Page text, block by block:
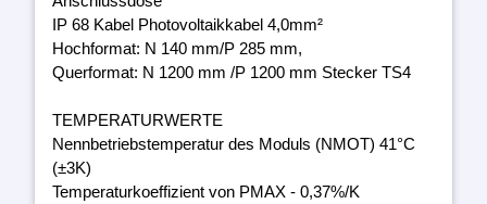
IP 68 Kabel Photovoltaikkabel 4,0mm²
Hochformat: N 140 mm/P 285 mm,
Querformat: N 1200 mm /P 1200 mm Stecker TS4
TEMPERATURWERTE
Nennbetriebstemperatur des Moduls (NMOT) 41°C
(±3K)
Temperaturkoeffizient von PMAX - 0,37%/K